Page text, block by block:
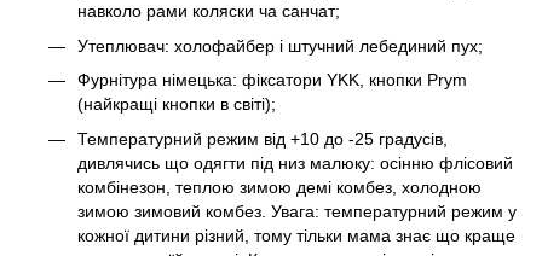
навколо рами коляски ча санчат;
Утеплювач: холофайбер і штучний лебединий пух;
Фурнітура німецька: фіксатори YKK, кнопки Prym
(найкращі кнопки в світі);
Температурний режим від +10 до -25 градусів,
дивлячись що одягти під низ малюку: осінню флісовий
комбінезон, теплою зимою демі комбез, холодною
зимою зимовий комбез. Увага: температурний режим у
кожної дитини різний, тому тільки мама знає що краще